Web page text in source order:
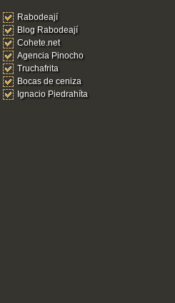
Rabodeají
Blog Rabodeají
Cohete.net
Agencia Pinocho
Truchafrita
Bocas de ceniza
Ignacio Piedrahíta